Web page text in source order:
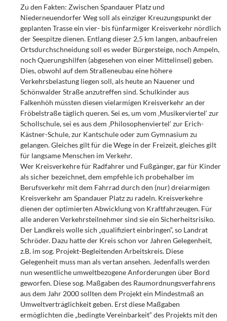
Zu den Fakten: Zwischen Spandauer Platz und
Niederneuendorfer Weg soll als einziger Kreuzungspunkt der
geplanten Trasse ein vier- bis fünfarmiger Kreisverkehr nördlich
der Seespitze dienen. Entlang dieser 2,5 km langen, anbaufreien
Ortsdurchschneidung soll es weder Bürgersteige, noch Ampeln,
noch Querungshilfen (abgesehen von einer Mittelinsel) geben.
Dies, obwohl auf dem Straßeneubau eine höhere
Verkehrsbelastung liegen soll, als heute an Nauener und
Schönwalder Straße anzutreffen sind. Schulkinder aus
Falkenhöh müssten diesen vielarmigen Kreisverkehr an der
Fröbelstraße täglich queren. Sei es, um vom ‚Musikerviertel‘ zur
Schollschule, sei es aus dem ‚Philosophenviertel‘ zur Erich-
Kästner-Schule, zur Kantschule oder zum Gymnasium zu
gelangen. Gleiches gilt für die Wege in der Freizeit, gleiches gilt
für langsame Menschen im Verkehr.
Wer Kreisverkehre für Radfahrer und Fußgänger, gar für Kinder
als sicher bezeichnet, dem empfehle ich probehalber im
Berufsverkehr mit dem Fahrrad durch den (nur) dreiarmigen
Kreisverkehr am Spandauer Platz zu radeln. Kreisverkehre
dienen der optimierten Abwicklung von Kraftfahrzeugen. Für
alle anderen Verkehrsteilnehmer sind sie ein Sicherheitsrisiko.
Der Landkreis wolle sich „qualifiziert einbringen“, so Landrat
Schröder. Dazu hatte der Kreis schon vor Jahren Gelegenheit,
z.B. im sog. Projekt-Begleitenden Arbeitskreis. Diese
Gelegenheit muss man als vertan ansehen. Jedenfalls werden
nun wesentliche umweltbezogene Anforderungen über Bord
geworfen. Diese sog. Maßgaben des Raumordnungsverfahrens
aus dem Jahr 2000 sollten dem Projekt ein Mindestmaß an
Umweltverträglichkeit geben. Erst diese Maßgaben
ermöglichten die „bedingte Vereinbarkeit“ des Projekts mit den